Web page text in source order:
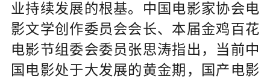
业持续发展的根基。中国电影家协会电
影文学创作委员会会长、本届金鸡百花
电影节组委会委员张思涛指出，当前中
国电影处于大发展的黄金期，国产电影